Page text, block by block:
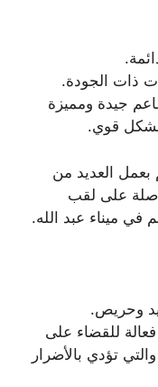
ذات الجودة.
جيدة ومميزة
بشكل قوي.
العديد من
على لقب
ميناء عبد الله.
وحريص.
للقضاء على
تؤدي بالأضرار